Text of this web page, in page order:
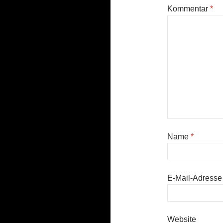
Kommentar *
Name *
E-Mail-
Website